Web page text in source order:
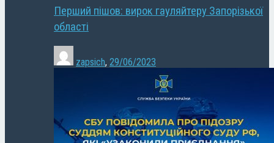
Перший пішов: вирок гауляйтеру Запорізької
області
zapsich, 29/06/2023